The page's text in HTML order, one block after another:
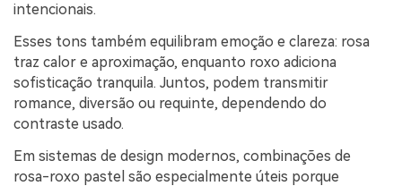
intencionais.
Esses tons também equilibram emoção e clareza: rosa
traz calor e aproximação, enquanto roxo adiciona
sofisticação tranquila. Juntos, podem transmitir
romance, diversão ou requinte, dependendo do
contraste usado.
Em sistemas de design modernos, combinações de
rosa-roxo pastel são especialmente úteis porque